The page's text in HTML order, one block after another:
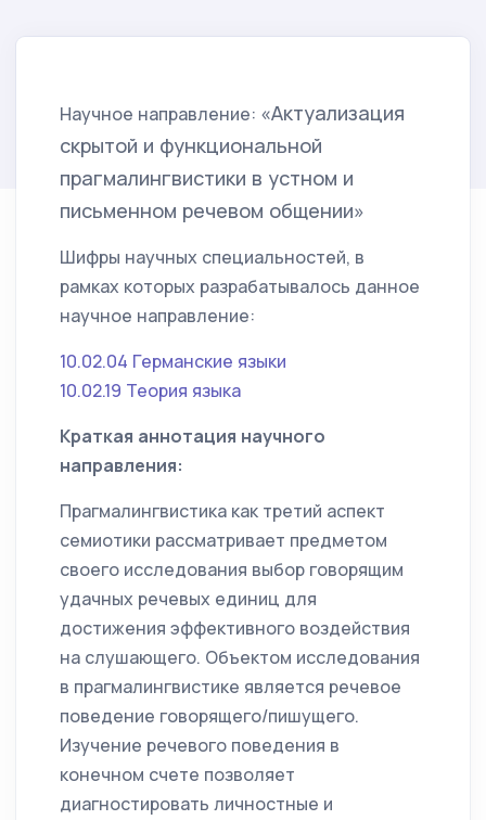
Научное направление: «Актуализация
скрытой и функциональной
прагмалингвистики в устном и
письменном речевом общении»
Шифры научных специальностей, в
рамках которых разрабатывалось данное
научное направление:
10.02.04 Германские языки
10.02.19 Теория языка
Краткая аннотация научного
направления:
Прагмалингвистика как третий аспект
семиотики рассматривает предметом
своего исследования выбор говорящим
удачных речевых единиц для
достижения эффективного воздействия
на слушающего. Объектом исследования
в прагмалингвистике является речевое
поведение говорящего/пишущего.
Изучение речевого поведения в
конечном счете позволяет
диагностировать личностные и